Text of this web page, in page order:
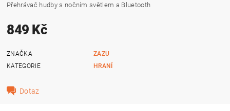
Přehrávač hudby s nočním světlem a Bluetooth
849 Kč
ZNAČKA
ZAZU
KATEGORIE
HRANÍ
Dotaz